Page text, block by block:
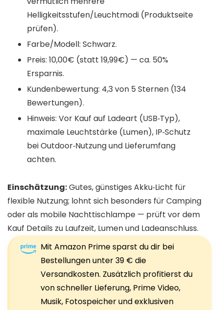
Helligkeitsstufen/Leuchtmodi (Produktseite
prüfen).
Farbe/Modell: Schwarz.
Preis: 10,00€ (statt 19,99€) — ca. 50%
Ersparnis.
Kundenbewertung: 4,3 von 5 Sternen (134
Bewertungen).
Hinweis: Vor Kauf auf Ladeart (USB‑Typ),
maximale Leuchtstärke (Lumen), IP‑Schutz
bei Outdoor‑Nutzung und Lieferumfang
achten.
Einschätzung:Gutes, günstiges Akku‑Licht für
flexible Nutzung; lohnt sich besonders für Camping
oder als mobile Nachttischlampe — prüft vor dem
Kauf Details zu Laufzeit, Lumen und Ladeanschluss.
Mit Amazon Prime sparst du dir bei
Bestellungen unter 39 € die
Versandkosten. Zusätzlich profitierst du
von schneller Lieferung, Prime Video,
Musik, Fotospeicher und exklusiven